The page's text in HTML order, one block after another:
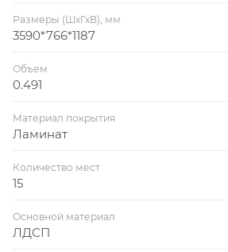
Размеры (ШхГхВ), мм
3590*766*1187
Объем
0.491
Материал покрытия
Ламинат
Количество мест
15
Основной материал
ЛДСП